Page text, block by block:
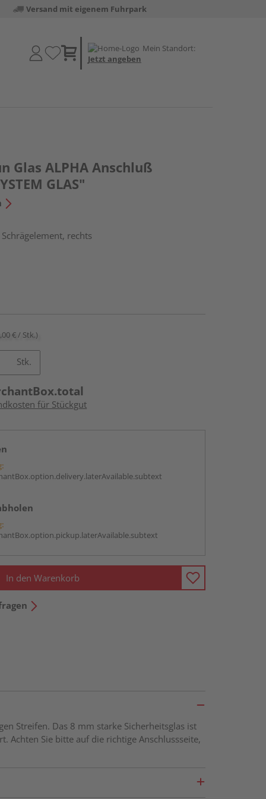
Versand mit eigenem Fuhrpark
Mein Standort:
Jetzt angeben
Glas ALPHA Anschluß
GLAS"
rechts
€ / Stk.)
Stk.
für Stückgut
In den Warenkorb
Streifen. Das 8 mm starke Sicherheitsglas ist
Achten Sie bitte auf die richtige Anschlussseite,